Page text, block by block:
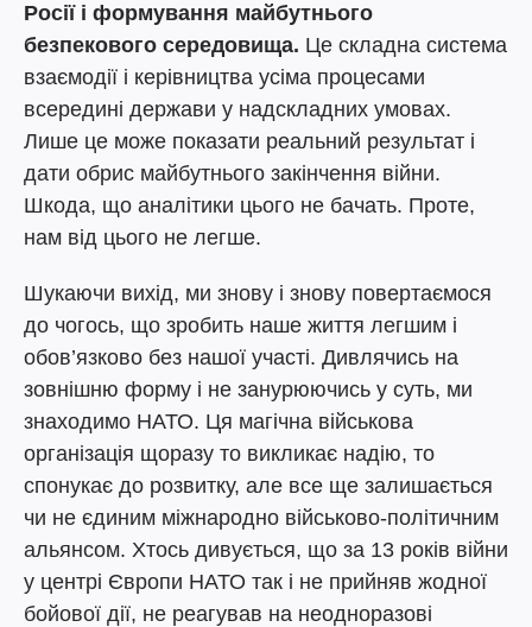
Росії і формування майбутнього
безпекового середовища. Це складна система
взаємодії і керівництва усіма процесами
всередині держави у надскладних умовах.
Лише це може показати реальний результат і
дати обрис майбутнього закінчення війни.
Шкода, що аналітики цього не бачать. Проте,
нам від цього не легше.
Шукаючи вихід, ми знову і знову повертаємося
до чогось, що зробить наше життя легшим і
обов’язково без нашої участі. Дивлячись на
зовнішню форму і не занурюючись у суть, ми
знаходимо НАТО. Ця магічна військова
організація щоразу то викликає надію, то
спонукає до розвитку, але все ще залишається
чи не єдиним міжнародно військово-політичним
альянсом. Хтось дивується, що за 13 років війни
у центрі Європи НАТО так і не прийняв жодної
бойової дії, не реагував на неодноразові